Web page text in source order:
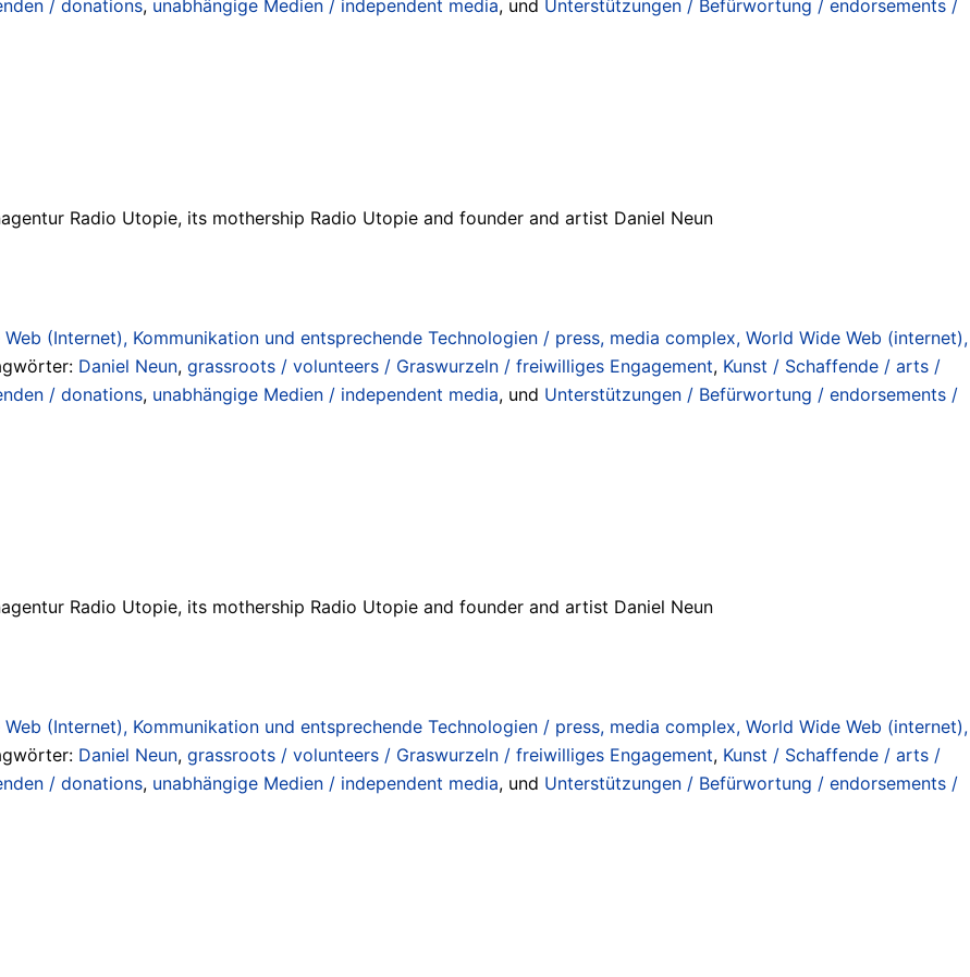
/ donations, unabhängige Medien / independent media, und Unterstützungen / Befürwortung / endorsements /
Radio Utopie, its mothership Radio Utopie and founder and artist Daniel Neun
(Internet), Kommunikation und entsprechende Technologien / press, media complex, World Wide Web (internet),
Daniel Neun, grassroots / volunteers / Graswurzeln / freiwilliges Engagement, Kunst / Schaffende / arts /
/ donations, unabhängige Medien / independent media, und Unterstützungen / Befürwortung / endorsements /
Radio Utopie, its mothership Radio Utopie and founder and artist Daniel Neun
(Internet), Kommunikation und entsprechende Technologien / press, media complex, World Wide Web (internet),
Daniel Neun, grassroots / volunteers / Graswurzeln / freiwilliges Engagement, Kunst / Schaffende / arts /
/ donations, unabhängige Medien / independent media, und Unterstützungen / Befürwortung / endorsements /